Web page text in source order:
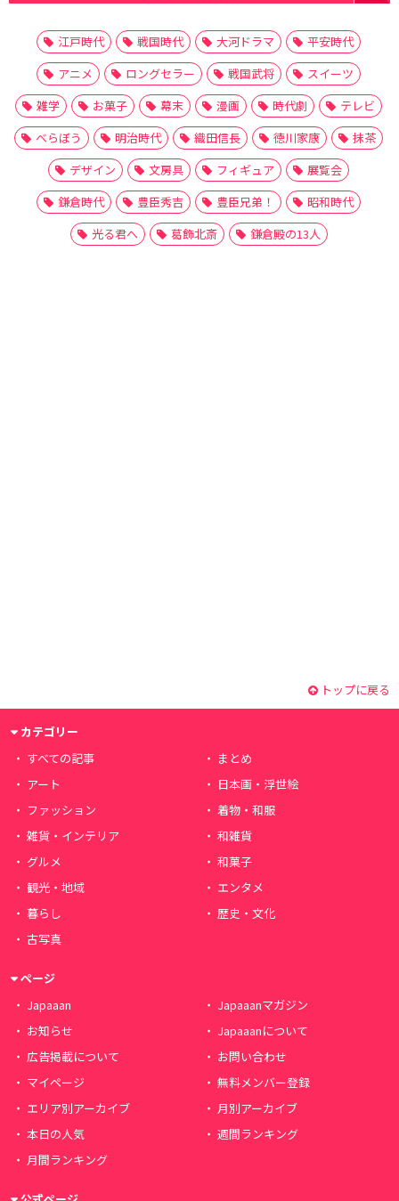
江戸時代 戦国時代 大河ドラマ
平安時代
アニメ
ロングセラー 戦国武将
スイーツ
雑学
お菓子 幕末 漫画 時代劇
テレビ
べらぼう
明治時代 織田信長 徳川家康
抹茶
デザイン
文房具 フィギュア
展覧会
鎌倉時代
豊臣秀吉 豊臣兄弟！
昭和時代
光る君へ
葛飾北斎 鎌倉殿の13人
トップに戻る
カテゴリー
すべての記事
まとめ
アート
日本画・浮世絵
ファッション
着物・和服
雑貨・インテリア
和雑貨
グルメ
和菓子
観光・地域
エンタメ
暮らし
歴史・文化
古写真
ページ
Japaaan
Japaaanマガジン
お知らせ
Japaaanについて
広告掲載について
お問い合わせ
マイページ
無料メンバー登録
エリア別アーカイブ
月別アーカイブ
本日の人気
週間ランキング
月間ランキング